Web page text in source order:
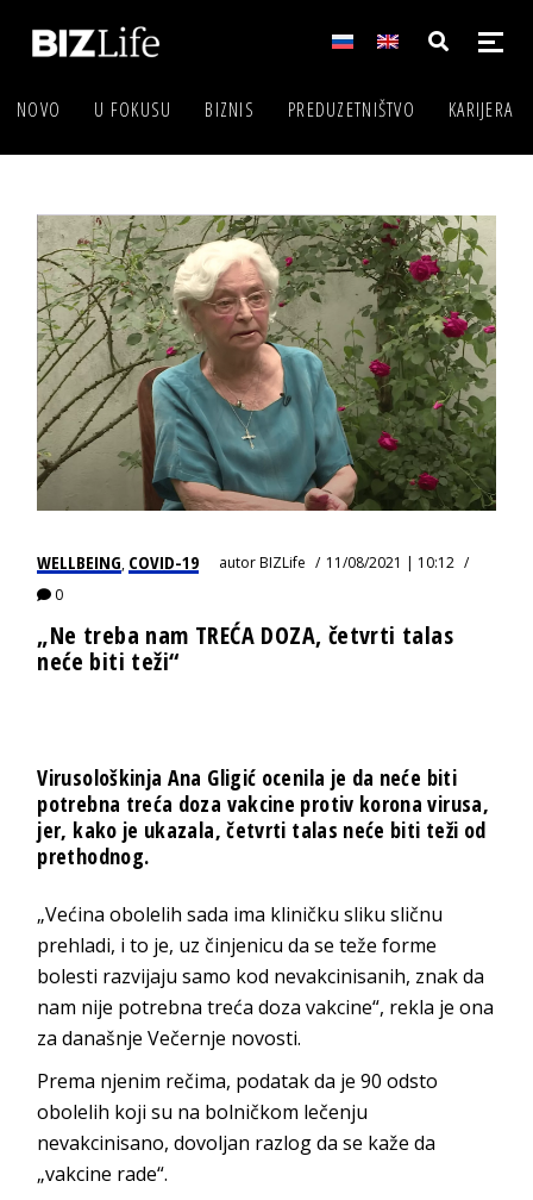
NOVO U FOKUSU BIZNIS PREDUZETNIŠTVO KARIJERA
WELLBEING, COVID-19 autorBIZLife
11/08/2021 | 10:12
0
„Ne treba nam TREĆA DOZA, četvrti talas
neće biti teži“
Virusološkinja Ana Gligić ocenila je da neće biti
potrebna treća doza vakcine protiv korona virusa,
jer, kako je ukazala, četvrti talas neće biti teži od
prethodnog.
„Većina obolelih sada ima kliničku sliku sličnu
prehladi, i to je, uz činjenicu da se teže forme
bolesti razvijaju samo kod nevakcinisanih, znak da
nam nije potrebna treća doza vakcine“, rekla je ona
za današnje Večernje novosti.
Prema njenim rečima, podatak da je 90 odsto
obolelih koji su na bolničkom lečenju
nevakcinisano, dovoljan razlog da se kaže da
„vakcine rade“.